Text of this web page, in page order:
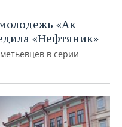
«Ак
«Нефтяник»
в серии